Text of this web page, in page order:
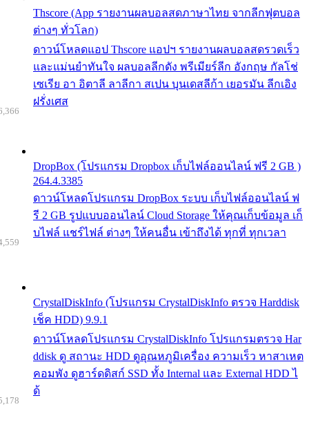
Thscore (App รายงานผลบอลสดภาษาไทย จากลีกฟุตบอล
ต่างๆ ทั่วโลก)
ดาวน์โหลดแอป Thscore แอปฯ รายงานผลบอลสดรวดเร็ว
และแม่นยำทันใจ ผลบอลลีกดัง พรีเมียร์ลีก อังกฤษ กัลโช่
เซเรีย อา อิตาลี ลาลีกา สเปน บุนเดสลีก้า เยอรมัน ลีกเอิง
ฝรั่งเศส
DropBox (โปรแกรม Dropbox เก็บไฟล์ออนไลน์ ฟรี 2 GB )
264.4.3385
ดาวน์โหลดโปรแกรม DropBox ระบบ เก็บไฟล์ออนไลน์ ฟ
รี 2 GB รูปแบบออนไลน์ Cloud Storage ให้คุณเก็บข้อมูล เก็
บไฟล์ แชร์ไฟล์ ต่างๆ ให้คนอื่น เข้าถึงได้ ทุกที่ ทุกเวลา
CrystalDiskInfo (โปรแกรม CrystalDiskInfo ตรวจ Harddisk
เช็ค HDD) 9.9.1
ดาวน์โหลดโปรแกรม CrystalDiskInfo โปรแกรมตรวจ Har
ddisk ดู สถานะ HDD ดูอุณหภูมิเครื่อง ความเร็ว หาสาเหต
คอมพัง ดูฮาร์ดดิสก์ SSD ทั้ง Internal และ External HDD ไ
ด้